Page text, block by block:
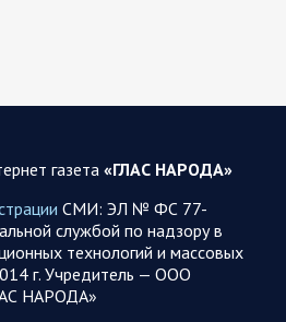
продолжают убивать мирное
районов. Данные на 6 августа
трусов и убийц, будучи не в
на поле боя, атаковала
газета «ГЛАС НАРОДА»
СМИ: ЭЛ № ФС 77-
службой по надзору в
технологий и массовых
г. Учредитель — ООО
НАРОДА»